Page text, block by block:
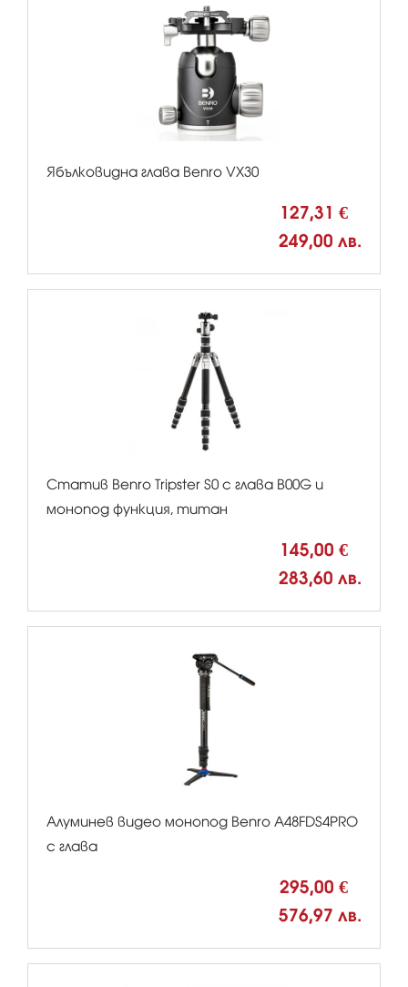
Ябълковидна глава Benro VX30
127,31 €
249,00 лв.
Статив Benro Tripster S0 с глава B00G и
монопод функция, титан
145,00 €
283,60 лв.
Алуминев видео монопод Benro A48FDS4PRO
с глава
295,00 €
576,97 лв.